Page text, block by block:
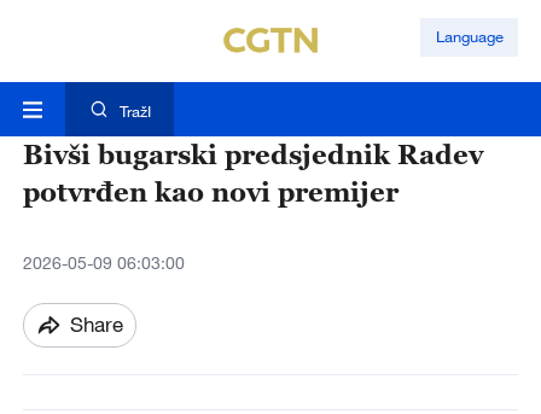
Language
TražI
Bivši bugarski predsjednik Radev
potvrđen kao novi premijer
2026-05-09 06:03:00
Share